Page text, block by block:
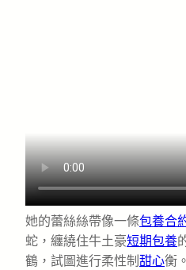
她的蕾絲絲帶像一條包養合
蛇，纏繞住牛土豪短期包養
鶴，試圖進行柔性制 甜心衡。